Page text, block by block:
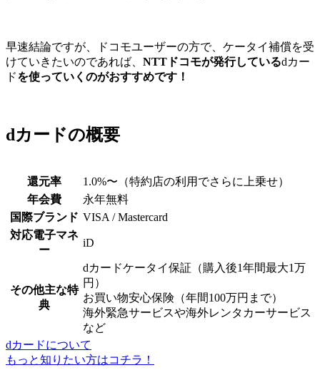
早速結論ですが、ドコモユーザーの方で、ケータイ補償を受
けていきたいのであれば、 NTTドコモが発行しているdカー
ドを使っていくのがおすすめです！
dカードの概要
還元率
1.0%〜（特約店の利用でさらに上乗せ）
年会費
永年無料
国際ブランド VISA / Mastercard
対応電子マネ
ー
iD
その他主な特
典
dカードケータイ保証（購入後1年間最大1万
円）
お買い物安心保険（年間100万円まで）
海外緊急サービスや海外レンタカーサービス
など
dカードについて
もっと知りたい方はコチラ！